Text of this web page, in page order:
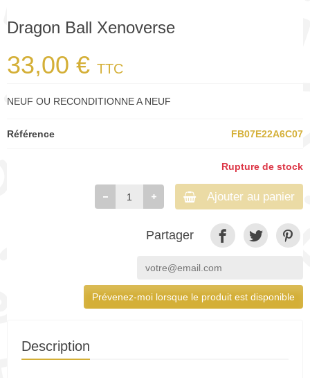
Dragon Ball Xenoverse
33,00 € TTC
NEUF OU RECONDITIONNE A NEUF
Référence FB07E22A6C07
Rupture de stock
Ajouter au panier
Partager
Prévenez-moi lorsque le produit est disponible
Description